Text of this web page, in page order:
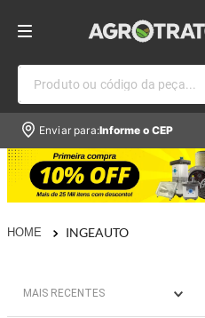
Produto ou código da peça...
Enviar para:Informe o CEP
INGEAUTO
MAIS RECENTES